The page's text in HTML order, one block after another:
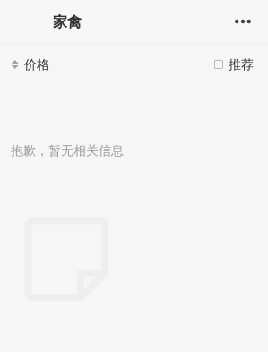
家禽
推荐
价格
抱歉，暂无相关信息